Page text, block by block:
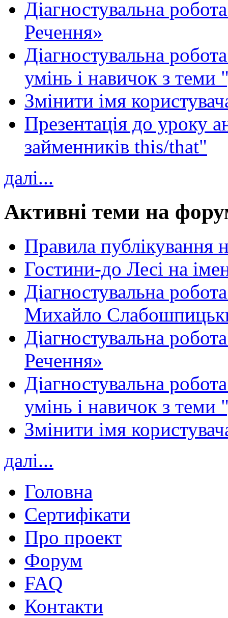
Діагностувальна
Речення»
Діагностувальна
умінь і навичок з теми
Змінити імя
Презентація до уроку
займенників this/that"
далі...
Активні теми на
Правила публікування
Гостини-до Лесі на
Діагностувальна
Михайло
Діагностувальна
Речення»
Діагностувальна
умінь і навичок з теми
Змінити імя
далі...
Головна
Сертифікати
Про проект
Форум
FAQ
Контакти